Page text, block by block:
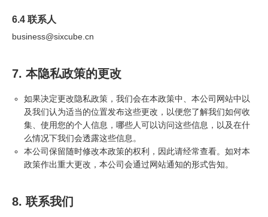
6.4 联系人
business@sixcube.cn
7. 本隐私政策的更改
如果决定更改隐私政策，我们会在本政策中、本公司网站中以
及我们认为适当的位置发布这些更改，以便您了解我们如何收
集、使用您的个人信息，哪些人可以访问这些信息，以及在什
么情况下我们会透露这些信息。
本公司保留随时修改本政策的权利，因此请经常查看。如对本
政策作出重大更改，本公司会通过网站通知的形式告知。
8. 联系我们